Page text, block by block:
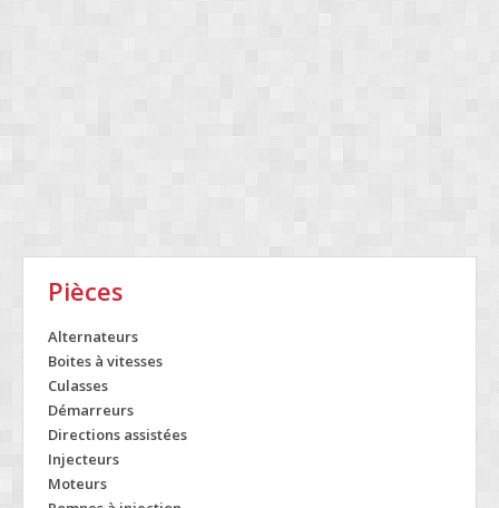
Pièces
Alternateurs
Boites à vitesses
Culasses
Démarreurs
Directions assistées
Injecteurs
Moteurs